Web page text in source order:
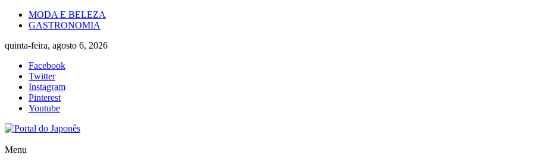
Skip
MODA E BELEZA
GASTRONOMIA
quinta-feira, agosto 6, 2026
Facebook
Twitter
Instagram
Pinterest
Youtube
Portal
Menu